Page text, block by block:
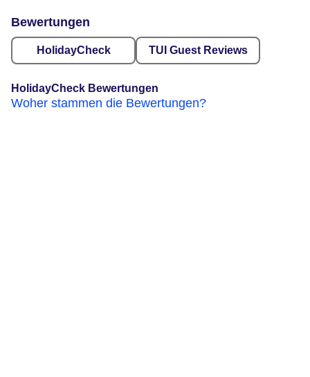
Bewertungen
HolidayCheck TUI Guest Reviews
HolidayCheck Bewertungen
Woher stammen die Bewertungen?